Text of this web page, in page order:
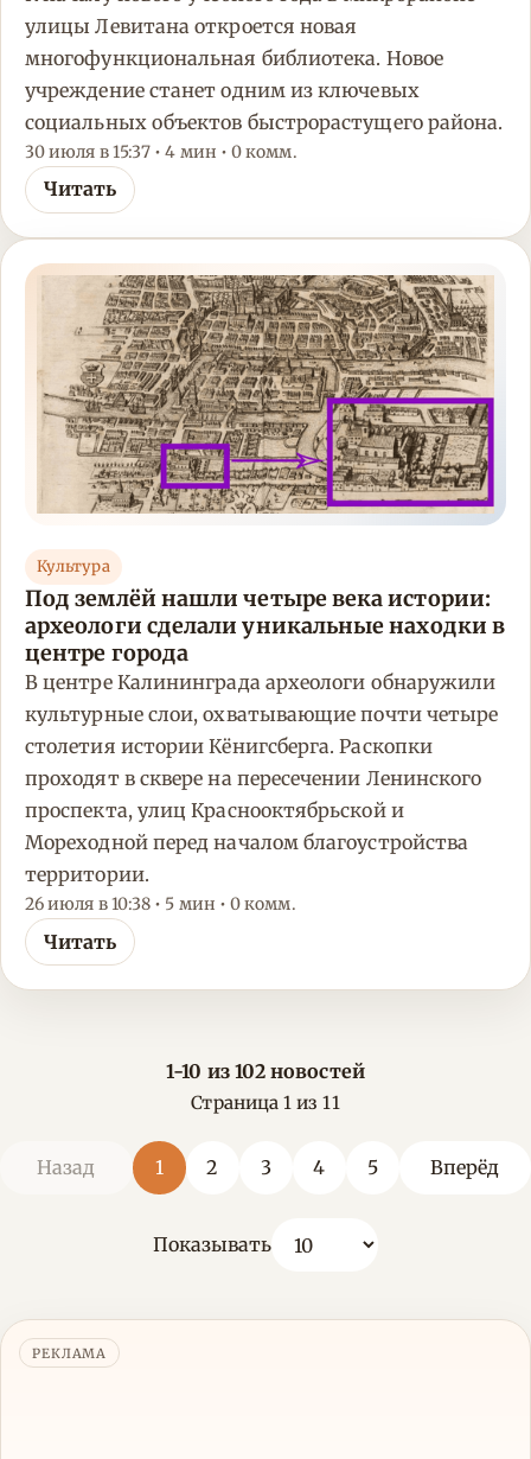
улицы Левитана откроется новая
многофункциональная библиотека. Новое
учреждение станет одним из ключевых
социальных объектов быстрорастущего района.
30 июля в 15:37 • 4 мин • 0 комм.
Читать
Культура
Под землёй нашли четыре века истории:
археологи сделали уникальные находки в
центре города
В центре Калининграда археологи обнаружили
культурные слои, охватывающие почти четыре
столетия истории Кёнигсберга. Раскопки
проходят в сквере на пересечении Ленинского
проспекта, улиц Краснооктябрьской и
Мореходной перед началом благоустройства
территории.
26 июля в 10:38 • 5 мин • 0 комм.
Читать
1-10 из 102 новостей
Страница 1 из 11
Назад 1 2 3 4 5 Вперёд
Показывать
РЕКЛАМА